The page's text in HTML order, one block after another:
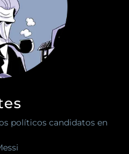
políticos candidatos en